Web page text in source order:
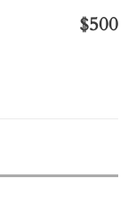
$500